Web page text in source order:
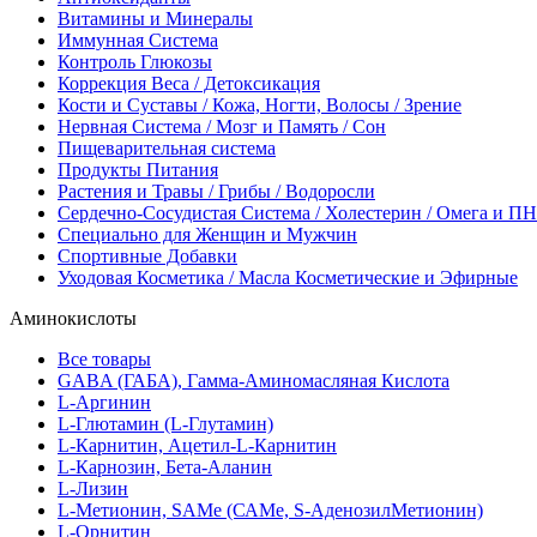
Витамины и Минералы
Иммунная Система
Контроль Глюкозы
Коррекция Веса / Детоксикация
Кости и Суставы / Кожа, Ногти, Волосы / Зрение
Нервная Система / Мозг и Память / Сон
Пищеварительная система
Продукты Питания
Растения и Травы / Грибы / Водоросли
Сердечно-Сосудистая Система / Холестерин / Омега и
Специально для Женщин и Мужчин
Спортивные Добавки
Уходовая Косметика / Масла Косметические и Эфирные
Аминокислоты
Все товары
GABA (ГАБА), Гамма-Аминомасляная Кислота
L-Аргинин
L-Глютамин (L-Глутамин)
L-Карнитин, Ацетил-L-Карнитин
L-Карнозин, Бета-Аланин
L-Лизин
L-Метионин, SAMe (САМе, S-АденозилМетионин)
L-Орнитин